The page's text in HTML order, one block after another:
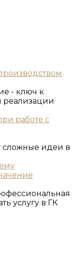
- ключ к
реализации
работе с
сложные идеи в
услугу в ГК